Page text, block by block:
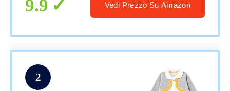
9.9 Vedi Prezzo Su Amazon
2